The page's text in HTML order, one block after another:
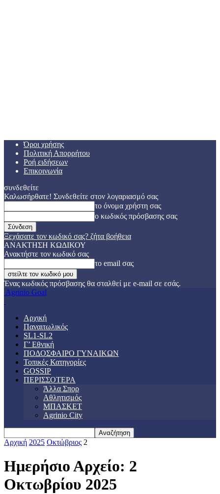
Όροι χρήσης
Πολιτική Απορρήτου
Ροή ειδήσεων
Επικοινωνία
συνδεθείτε
Καλωσήρθατε! Συνδεθείτε στον λογαριασμό σας
το όνομα χρήστη σας
ο κωδικός πρόσβασης σας
Ξεχάσατε τον κωδικό σας? ζήτα βοήθεια
ΑΝΑΚΤΗΣΗ ΚΩΔΙΚΟΥ
Ανακτήστε τον κωδικό σας
το email σας
Ένας κωδικός πρόσβασης θα σταλθεί με e-mail σε εσάς.
Agrinio Goal
Αρχική
Παναιτωλικός
SL1-SL2
Γ’ Εθνική
ΠΟΔΟΣΦΑΙΡΟ ΓΥΝΑΙΚΩΝ
Τοπικές Κατηγορίες
GOSSIP
ΠΕΡΙΣΣΟΤΕΡΑ
Άλλα Σπορ
Αθλητισμός
ΜΠΑΣΚΕΤ
Agrinio City
Αρχική 2025 Οκτώβριος 2
Ημερήσιο Αρχείο: 2
Οκτωβρίου 2025